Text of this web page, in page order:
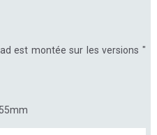
est montée sur les versions "